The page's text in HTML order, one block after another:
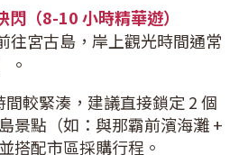
（8-10 小時精華遊）
往宮古島，岸上觀光時間通常
。
間較緊湊，建議直接鎖定 2 個
景點（如：與那霸前濱海灘 +
搭配市區採購行程。